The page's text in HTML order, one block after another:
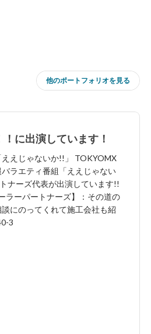
他のポートフォリオを見る
に出演しています！
ないか!!」 TOKYOMX
ラエティ番組「ええじゃない
ナーズ代表が出演しています!!
ラーパートナーズ】：その道の
にのってくれて施工会社も紹
3